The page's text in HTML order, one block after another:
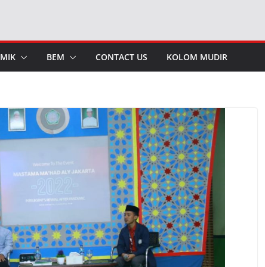
BEM CONTACT US KOLOM MUDIR